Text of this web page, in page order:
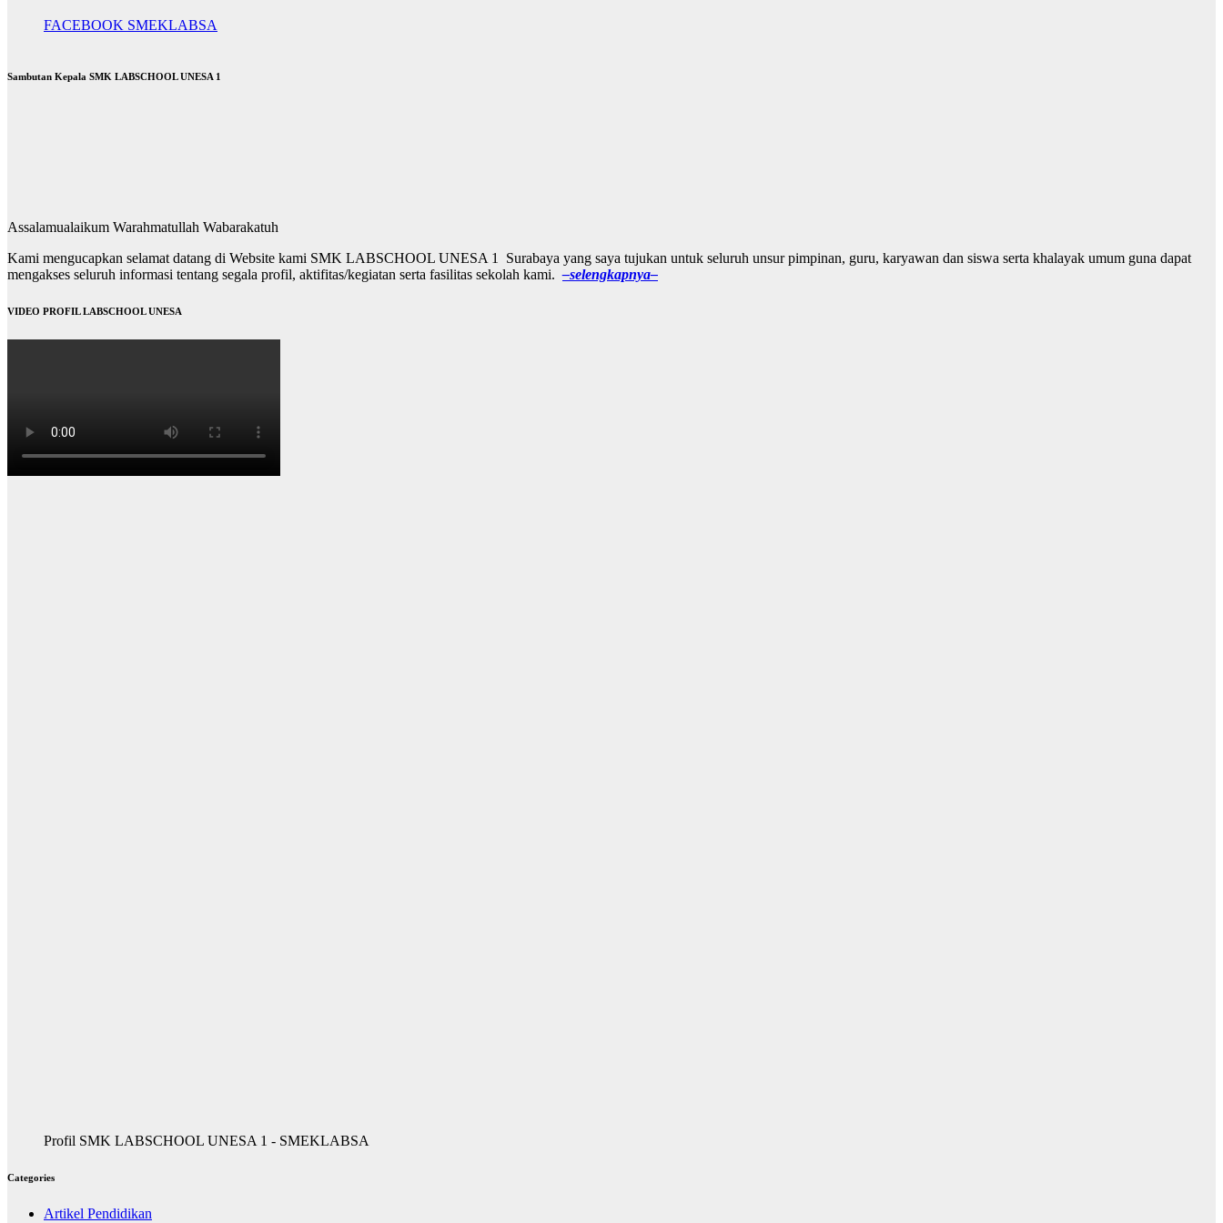
FACEBOOK SMEKLABSA
Sambutan Kepala SMK LABSCHOOL UNESA 1
Assalamualaikum Warahmatullah Wabarakatuh
Kami mengucapkan selamat datang di Website kami SMK LABSCHOOL UNESA 1 Surabaya yang saya tujukan untuk seluruh unsur pimpinan, guru, karyawan dan siswa serta khalayak umum guna dapat
mengakses seluruh informasi tentang segala profil, aktifitas/kegiatan serta fasilitas sekolah kami.–selengkapnya–
VIDEO PROFIL LABSCHOOL UNESA
Profil SMK LABSCHOOL UNESA 1 - SMEKLABSA
Categories
Artikel Pendidikan